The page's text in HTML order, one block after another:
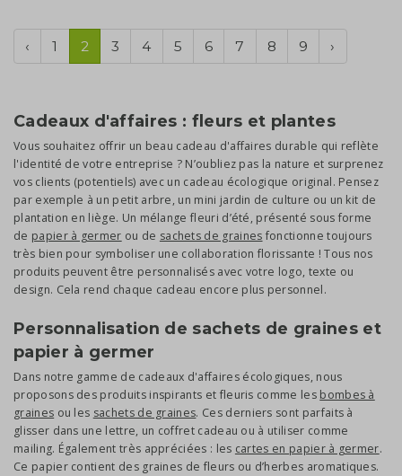
‹ 1 2 3 4 5 6 7 8 9 ›
Cadeaux d'affaires : fleurs et plantes
Vous souhaitez offrir un beau cadeau d'affaires durable qui reflète
l'identité de votre entreprise ? N’oubliez pas la nature et surprenez
vos clients (potentiels) avec un cadeau écologique original. Pensez
par exemple à un petit arbre, un mini jardin de culture ou un kit de
plantation en liège. Un mélange fleuri d’été, présenté sous forme
de papier à germer ou de sachets de graines fonctionne toujours
très bien pour symboliser une collaboration florissante ! Tous nos
produits peuvent être personnalisés avec votre logo, texte ou
design. Cela rend chaque cadeau encore plus personnel.
Personnalisation de sachets de graines et
papier à germer
Dans notre gamme de cadeaux d'affaires écologiques, nous
proposons des produits inspirants et fleuris comme les bombes à
graines ou les sachets de graines. Ces derniers sont parfaits à
glisser dans une lettre, un coffret cadeau ou à utiliser comme
mailing. Également très appréciées : les cartes en papier à germer.
Ce papier contient des graines de fleurs ou d’herbes aromatiques.